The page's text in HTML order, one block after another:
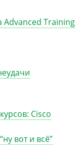
Advanced Training
Cisco
вот и всё”